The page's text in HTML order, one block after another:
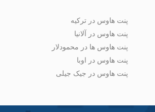
پنت هاوس در ترکیه
پنت هاوس در آلانیا
پنت هاوس ها در محمودلار
پنت هاوس در اوبا
پنت هاوس در جیک جیلی